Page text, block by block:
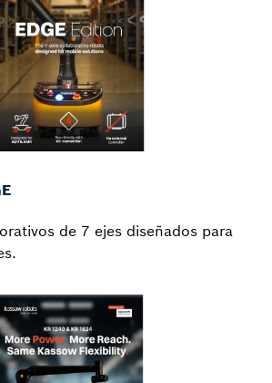
de 7 ejes diseñados para